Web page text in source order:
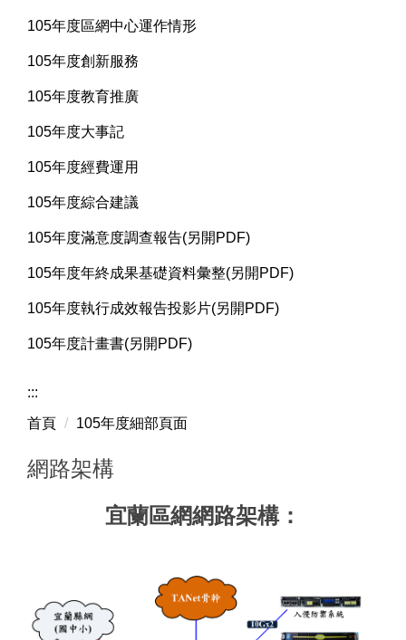
105年度區網中心運作情形
105年度創新服務
105年度教育推廣
105年度大事記
105年度經費運用
105年度綜合建議
105年度滿意度調查報告(另開PDF)
105年度年終成果基礎資料彙整(另開PDF)
105年度執行成效報告投影片(另開PDF)
105年度計畫書(另開PDF)
:::
首頁
105年度細部頁面
網路架構
宜蘭區網網路架構：